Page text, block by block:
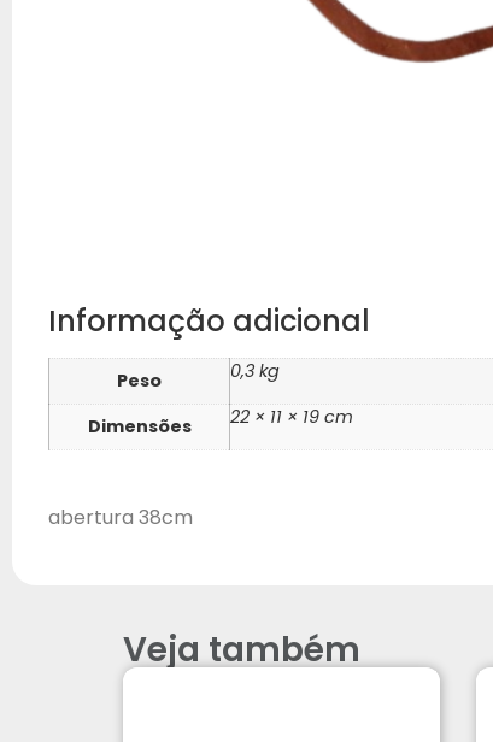
Informação adicional
Peso 0,3 kg
Dimensões 22 × 11 × 19 cm
abertura 38cm
Veja também